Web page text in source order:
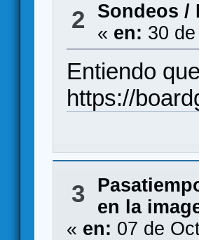
2 Sondeos /
« en: 30
Entiendo
https://
3
en la
« en: 07 de